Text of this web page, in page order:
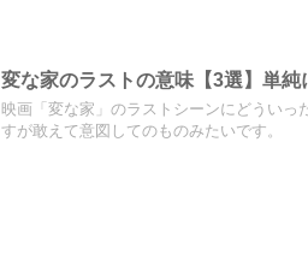
変な家のラストの意味【3選】単
映画「変な家」のラストシーンにどうい
すが敢えて意図してのものみたいです。